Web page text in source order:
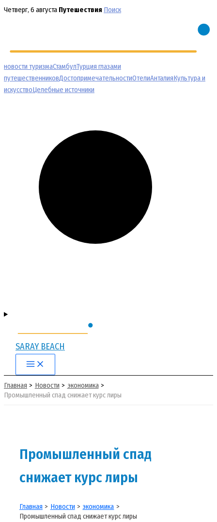
Перейти
Четверг, 6 августа Путешествия Поиск
новости туризмаСтамбулТурция глазами
путешественниковДостопримечательностиОтелиАнталияКультура и
искусствоЦелебные источники
SARAY BEACH
Main
Menu
Главная Новости
экономика
Промышленный спад снижает курс лиры
Промышленный спад
снижает курс лиры
Главная Новости
экономика
Промышленный спад снижает курс лиры